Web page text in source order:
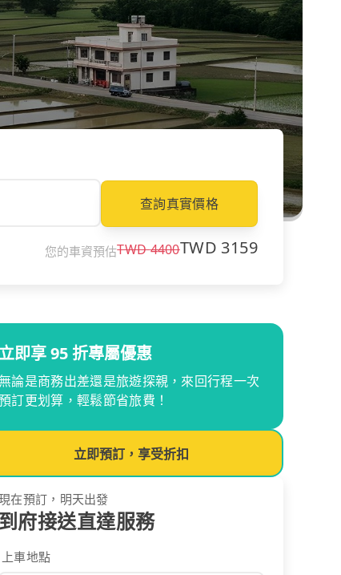
查詢真實價格
您的車資預估TWD4400TWD 3159
立即享 95 折專屬優惠
論是商務出差還是旅遊探親，來回行程一次
訂更划算，輕鬆節省旅費！
立即預訂，享受折扣
在預訂，明天出發
到府接送直達服務
上車地點